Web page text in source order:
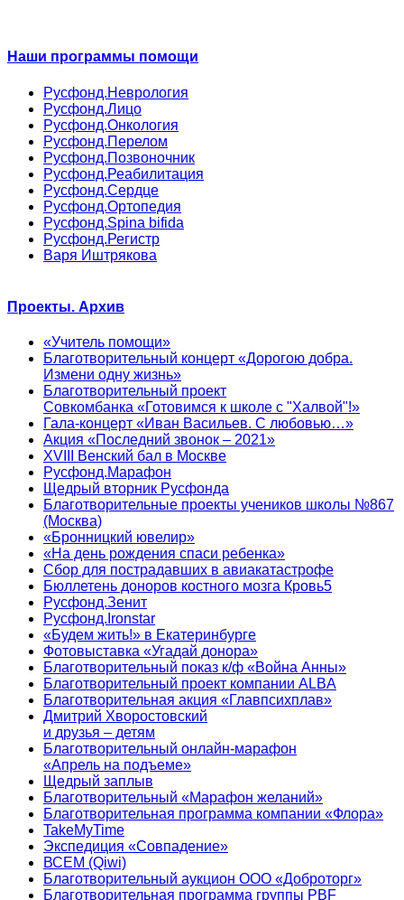
Наши программы помощи
Русфонд.Неврология
Русфонд.Лицо
Русфонд.Онкология
Русфонд.Перелом
Русфонд.Позвоночник
Русфонд.Реабилитация
Русфонд.Сердце
Русфонд.Ортопедия
Русфонд.Spina bifida
Русфонд.Регистр
Варя Иштрякова
Проекты. Архив
«Учитель помощи»
Благотворительный концерт «Дорогою добра.
Измени одну жизнь»
Благотворительный проект
Совкомбанка «Готовимся к школе с "Халвой"!»
Гала-концерт «Иван Васильев. С любовью…»
Акция «Последний звонок – 2021»
XVIII Венский бал в Москве
Русфонд.Марафон
Щедрый вторник Русфонда
Благотворительные проекты учеников школы №867
(Москва)
«Бронницкий ювелир»
«На день рождения спаси ребенка»
Сбор для пострадавших в авиакатастрофе
Бюллетень доноров костного мозга Кровь5
Русфонд.Зенит
Русфонд.Ironstar
«Будем жить!» в Екатеринбурге
Фотовыставка «Угадай донора»
Благотворительный показ к/ф «Война Анны»
Благотворительный проект компании ALBA
Благотворительная акция «Главпсихплав»
Дмитрий Хворостовский
и друзья – детям
Благотворительный онлайн‑марафон
«Апрель на подъеме»
Щедрый заплыв
Благотворительный «Марафон желаний»
Благотворительная программа компании «Флора»
TakeMyTime
Экспедиция «Совпадение»
ВСЕМ (Qiwi)
Благотворительный аукцион ООО «Доброторг»
Благотворительная программа группы PBF